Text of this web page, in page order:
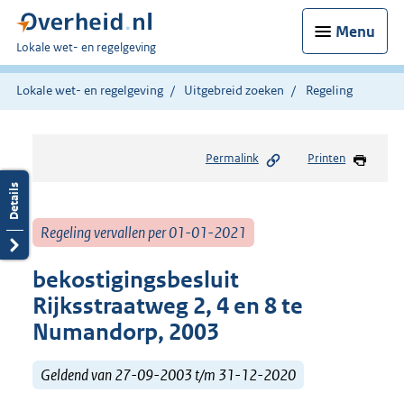
Menu
U
bent
hier:
Lokale wet- en regelgeving
Lokale wet- en regelgeving Uitgebreid zoeken Regeling
Permalink Printen
Regeling vervallen per 01-01-2021
bekostigingsbesluit
Rijksstraatweg 2, 4 en 8 te
Numandorp, 2003
Geldend van 27-09-2003 t/m 31-12-2020